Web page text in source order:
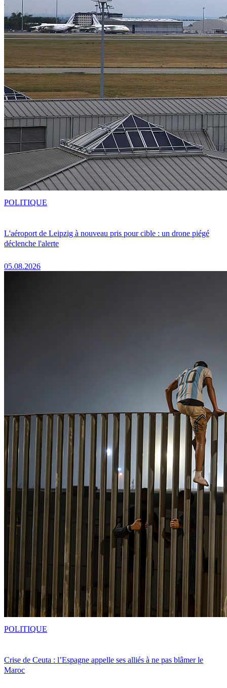
L'aéroport de Leipzig à nouveau pris pour cible : un drone piégé
déclenche l'alerte
05.08.2026
POLITIQUE
Crise de Ceuta : l’Espagne appelle ses alliés à ne pas blâmer le
Maroc
POLITIQUE